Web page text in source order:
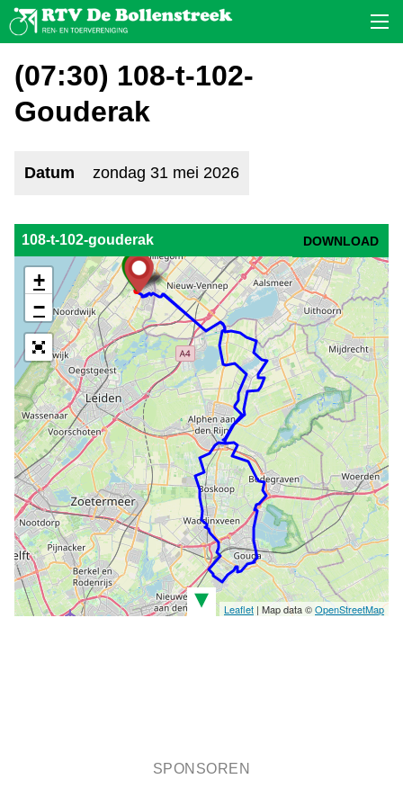
(07:30) 108-t-102-
Gouderak
Datum zondag 31 mei 2026
108-t-102-gouderak
+
−
Leaflet | Map data ©OpenStreetMap
DOWNLOAD
▾
SPONSOREN